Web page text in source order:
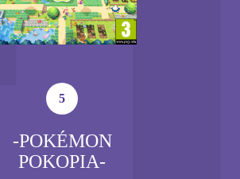
5
-POKÉMON
POKOPIA-